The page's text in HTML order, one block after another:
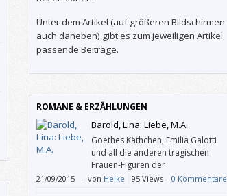
Unter dem Artikel (auf größeren Bildschirmen
auch daneben) gibt es zum jeweiligen Artikel
passende Beiträge.
ROMANE & ERZÄHLUNGEN
Barold, Lina: Liebe, M.A.
Goethes Käthchen, Emilia Galotti
und all die anderen tragischen
Frauen-Figuren der
Literaturgeschichte spiegeln sich in
unserer jungen Hauptdarstellerin wider. Und so
21/09/2015 – von Heike 95 Views – 0 Kommentare